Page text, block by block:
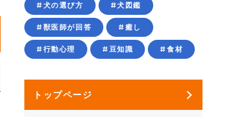
#犬の選び方 #犬図鑑
#獣医師が回答 #癒し
#行動心理 #豆知識 #食材
トップページ